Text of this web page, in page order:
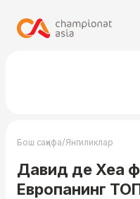
Бош саҳифа/Янгиликлар
Давид де Хеа
Европанинг